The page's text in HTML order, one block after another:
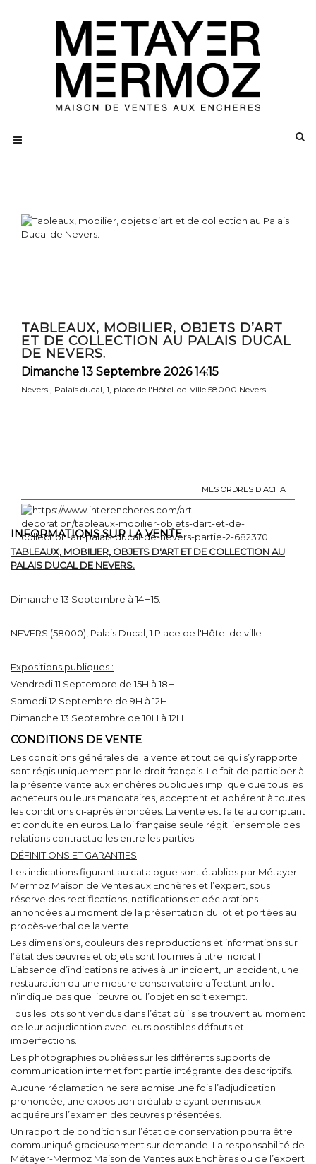
TABLEAUX, MOBILIER, OBJETS D’ART
ET DE COLLECTION AU PALAIS DUCAL
DE NEVERS.
Dimanche 13 Septembre 2026 14:15
Nevers , Palais ducal, 1, place de l'Hôtel-de-Ville 58000 Nevers
MES ORDRES D'ACHAT
INFORMATIONS SUR LA VENTE
TABLEAUX, MOBILIER, OBJETS D'ART ET DE COLLECTION AU
PALAIS DUCAL DE NEVERS.
Dimanche 13 Septembre à 14H15.
NEVERS (58000), Palais Ducal, 1 Place de l'Hôtel de ville
Expositions publiques :
Vendredi 11 Septembre de 15H à 18H
Samedi 12 Septembre de 9H à 12H
Dimanche 13 Septembre de 10H à 12H
CONDITIONS DE VENTE
Les conditions générales de la vente et tout ce qui s’y rapporte
sont régis uniquement par le droit français. Le fait de participer à
la présente vente aux enchères publiques implique que tous les
acheteurs ou leurs mandataires, acceptent et adhérent à toutes
les conditions ci-après énoncées. La vente est faite au comptant
et conduite en euros. La loi française seule régit l’ensemble des
relations contractuelles entre les parties.
DÉFINITIONS ET GARANTIES
Les indications figurant au catalogue sont établies par Métayer-
Mermoz Maison de Ventes aux Enchères et l’expert, sous
réserve des rectifications, notifications et déclarations
annoncées au moment de la présentation du lot et portées au
procès-verbal de la vente.
Les dimensions, couleurs des reproductions et informations sur
l’état des œuvres et objets sont fournies à titre indicatif.
L’absence d’indications relatives à un incident, un accident, une
restauration ou une mesure conservatoire affectant un lot
n’indique pas que l’œuvre ou l’objet en soit exempt.
Tous les lots sont vendus dans l’état où ils se trouvent au moment
de leur adjudication avec leurs possibles défauts et
imperfections.
Les photographies publiées sur les différents supports de
communication internet font partie intégrante des descriptifs.
Aucune réclamation ne sera admise une fois l’adjudication
prononcée, une exposition préalable ayant permis aux
acquéreurs l’examen des œuvres présentées.
Un rapport de condition sur l’état de conservation pourra être
communiqué gracieusement sur demande. La responsabilité de
Métayer-Mermoz Maison de Ventes aux Enchères ou de l’expert